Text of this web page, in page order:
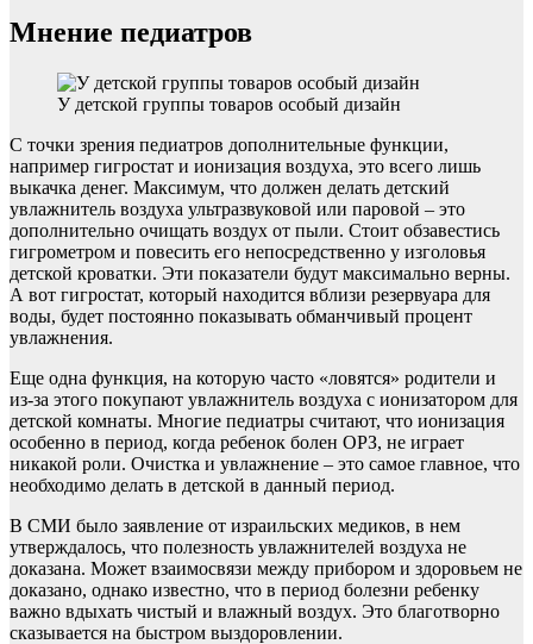
Мнение педиатров
У детской группы товаров особый дизайн
С точки зрения педиатров дополнительные функции,
например гигростат и ионизация воздуха, это всего лишь
выкачка денег. Максимум, что должен делать детский
увлажнитель воздуха ультразвуковой или паровой – это
дополнительно очищать воздух от пыли. Стоит обзавестись
гигрометром и повесить его непосредственно у изголовья
детской кроватки. Эти показатели будут максимально верны.
А вот гигростат, который находится вблизи резервуара для
воды, будет постоянно показывать обманчивый процент
увлажнения.
Еще одна функция, на которую часто «ловятся» родители и
из-за этого покупают увлажнитель воздуха с ионизатором для
детской комнаты. Многие педиатры считают, что ионизация
особенно в период, когда ребенок болен ОРЗ, не играет
никакой роли. Очистка и увлажнение – это самое главное, что
необходимо делать в детской в данный период.
В СМИ было заявление от израильских медиков, в нем
утверждалось, что полезность увлажнителей воздуха не
доказана. Может взаимосвязи между прибором и здоровьем не
доказано, однако известно, что в период болезни ребенку
важно вдыхать чистый и влажный воздух. Это благотворно
сказывается на быстром выздоровлении.